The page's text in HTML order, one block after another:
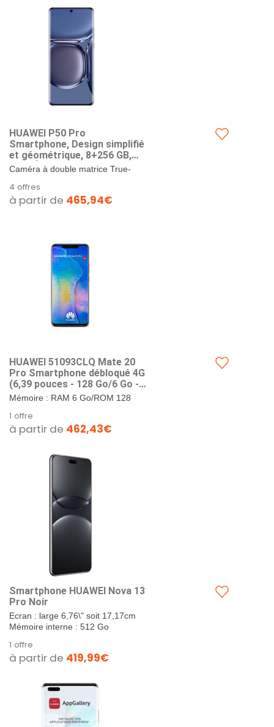
HUAWEI P50 Pro
Smartphone, Design simplifié
et géométrique, 8+256 GB,
NFC, Écran True-Chroma 6,6",
SuperCharge, IP68, Caméra à
double matrice True-Form,
téléphone à puce 5 nm, Noir
Caméra à double matrice True-
permet de prendre des photos bien
plus nettes, tandis que le...
4 offres
à partir de 465,94€
HUAWEI 51093CLQ Mate 20
Pro Smartphone débloqué 4G
(6,39 pouces - 128 Go/6 Go -
Single SIM - Android) Violet
Mémoire : RAM 6 Go/ROM 128
Ecran : 6,39 pouces, Huawei
FullView 19:9. Caméra arrière :...
1 offre
à partir de 462,43€
Smartphone HUAWEI Nova 13
Pro Noir
Ecran : large 6,76\" soit 17,17cm
Mémoire interne : 512 Go
1 offre
à partir de 419,99€